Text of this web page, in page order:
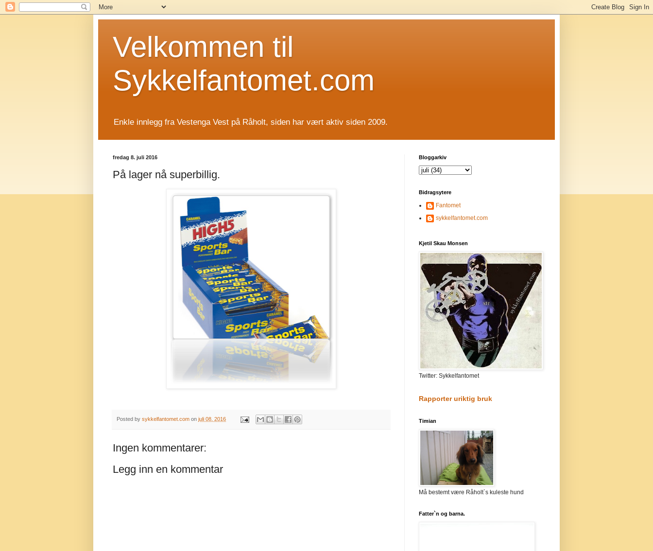
Velkommen til
Sykkelfantomet.com
Enkle innlegg fra Vestenga Vest på Råholt, siden har vært aktiv siden 2009.
fredag 8. juli 2016
På lager nå superbillig.
Posted by sykkelfantomet.com on juli 08, 2016
Ingen kommentarer:
Legg inn en kommentar
Bloggarkiv
Bidragsytere
Fantomet
sykkelfantomet.com
Kjetil Skau Monsen
Twitter: Sykkelfantomet
Rapporter uriktig bruk
Timian
Må bestemt være Råholt`s kuleste hund
Fatter`n og barna.